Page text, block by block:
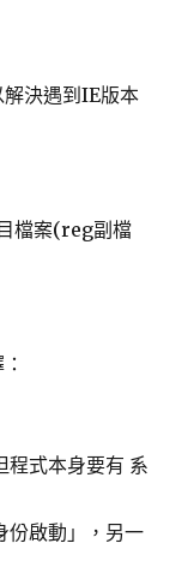
決遇到IE版本
檔案(reg副檔
程式本身要有 系
份啟動」，另一